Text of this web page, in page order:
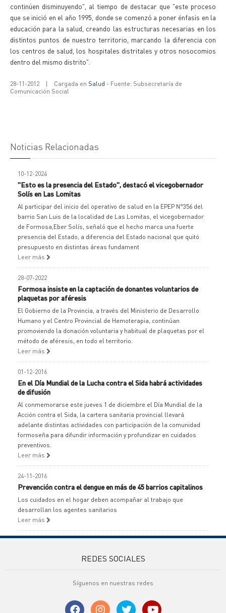
continúen disminuyendo", al tiempo de destacar que "este proceso
que se inició en el año 1995, donde se comenzó a poner énfasis en la
educación para la salud, creando las estructuras necesarias en los
distintos puntos de nuestro territorio, marcando la diferencia con
los centros de salud, los hospitales distritales y otros nosocomios
dentro del mismo distrito".
28-11-2012 | Cargada en Salud - Fuente: Subsecretaría de
Comunicación Social
Noticias Relacionadas
10-12-2024
"Esto es la presencia del Estado", destacó el vicegobernador
Solís en Las Lomitas
Al participar del inicio del operativo de salud en la EPEP N°356 del
barrio San Luis de la localidad de Las Lomitas, el vicegobernador
de Formosa,Eber Solís, señaló que el hecho marca una fuerte
presencia del Estado, a diferencia del Estado nacional que quitó
presupuesto en distintas áreas fundament
Leer más
28-07-2022
Formosa insiste en la captación de donantes voluntarios de
plaquetas por aféresis
El Gobierno de la Provincia, a través del Ministerio de Desarrollo
Humano y el Centro Provincial de Hemoterapia, continúan
promoviendo la donación voluntaria y habitual de plaquetas por el
método de aféresis, en todo el territorio.
Leer más
01-12-2016
En el Día Mundial de la Lucha contra el Sida habrá actividades
de difusión
Al conmemorarse este jueves 1 de diciembre el Día Mundial de la
Acción contra el Sida, la cartera sanitaria provincial llevará
adelante distintas actividades con participación de la comunidad
formoseña para difundir información y profundizar en cuidados
preventivos.
Leer más
24-11-2016
Prevención contra el dengue en más de 45 barrios capitalinos
Los cuidados en el hogar deben acompañar al trabajo que
desarrollan los agentes sanitarios
Leer más
REDES SOCIALES
Síguenos en nuestras redes